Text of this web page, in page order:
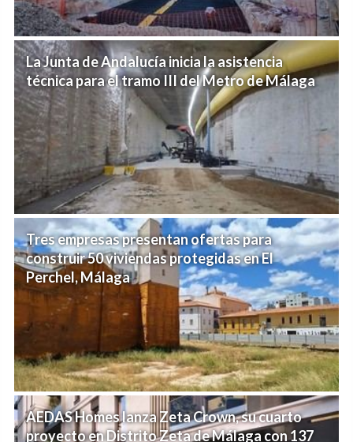
La Junta de Andalucía inicia la asistencia
técnica para el tramo III del Metro de Málaga
Tres empresas presentan ofertas para
construir 50 viviendas protegidas en El
Perchel, Málaga
AEDAS Homes lanza Zeta Crown, su cuarto
proyecto en Distrito Zeta de Málaga con 137